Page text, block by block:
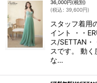
36,000円(税別)
(税込 : 39,600円)
スタッフ着用
イント ・・
ス/SETTAN・
スです。 動
な…